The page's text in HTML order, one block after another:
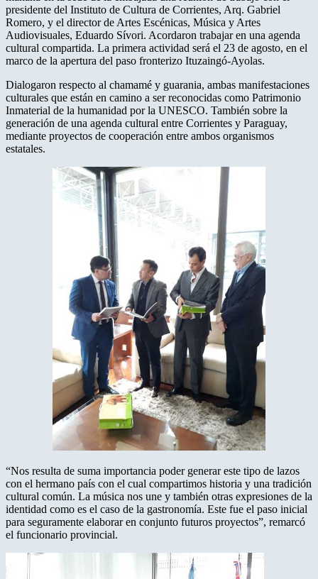
presidente del Instituto de Cultura de Corrientes, Arq. Gabriel
Romero, y el director de Artes Escénicas, Música y Artes
Audiovisuales, Eduardo Sívori. Acordaron trabajar en una agenda
cultural compartida. La primera actividad será el 23 de agosto, en el
marco de la apertura del paso fronterizo Ituzaingó-Ayolas.
Dialogaron respecto al chamamé y guarania, ambas manifestaciones
culturales que están en camino a ser reconocidas como Patrimonio
Inmaterial de la humanidad por la UNESCO. También sobre la
generación de una agenda cultural entre Corrientes y Paraguay,
mediante proyectos de cooperación entre ambos organismos
estatales.
“Nos resulta de suma importancia poder generar este tipo de lazos
con el hermano país con el cual compartimos historia y una tradición
cultural común. La música nos une y también otras expresiones de la
identidad como es el caso de la gastronomía. Este fue el paso inicial
para seguramente elaborar en conjunto futuros proyectos”, remarcó
el funcionario provincial.